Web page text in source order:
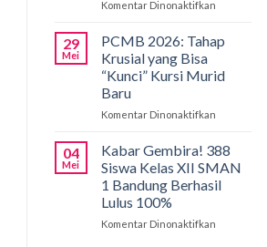
Sebagai
Penyangga
Komentar Dinonaktifkan
Pancasila
SMAN
Pemersatu
Fondasi
Perdamaian
29
Mei
PCMB 2026: Tahap
Krusial yang Bisa
“Kunci” Kursi Murid
Baru
Komentar Dinonaktifkan
2026:
Tahap
Krusial
yang
04
Mei
Kabar Gembira! 388
Siswa Kelas XII SMAN
1 Bandung Berhasil
Lulus 100%
Komentar Dinonaktifkan